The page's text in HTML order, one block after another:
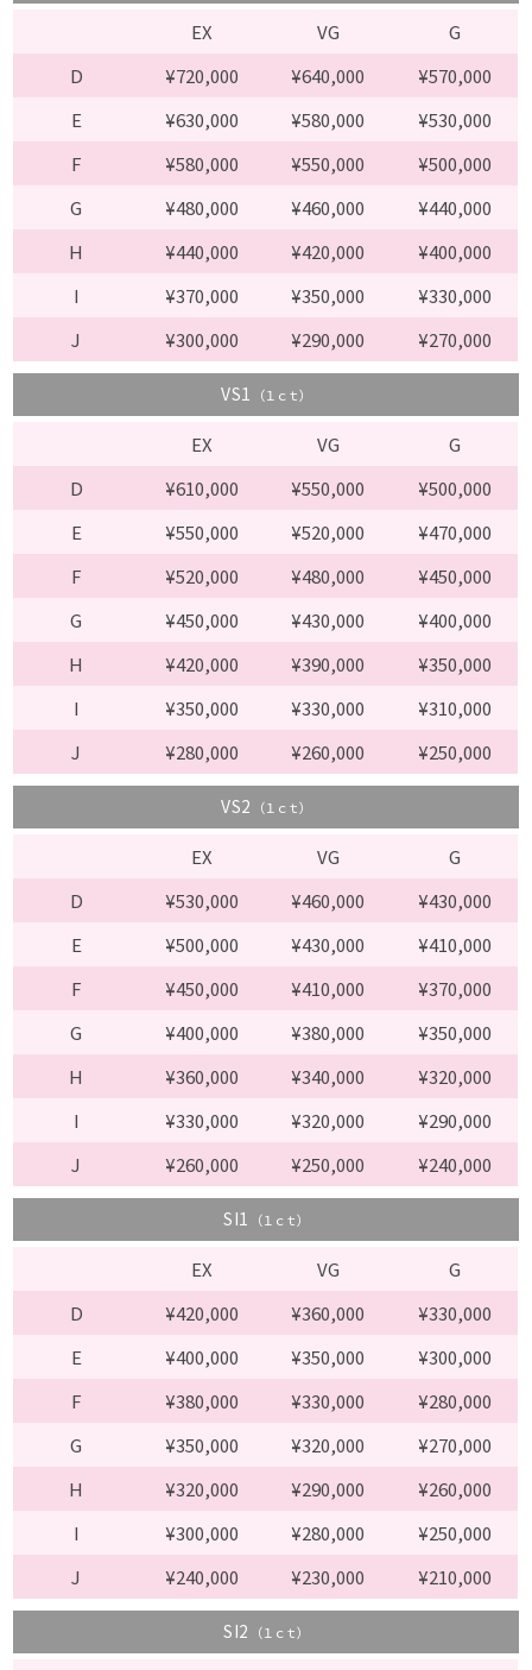
EX VG
G
D
¥720,000 ¥640,000
¥570,000
E
¥630,000 ¥580,000
¥530,000
F
¥580,000 ¥550,000
¥500,000
G
¥480,000 ¥460,000
¥440,000
H
¥440,000 ¥420,000
¥400,000
I
¥370,000 ¥350,000
¥330,000
J
¥300,000 ¥290,000 ¥270,000
VS1 （１ｃｔ）
EX VG
G
D
¥610,000 ¥550,000
¥500,000
E
¥550,000 ¥520,000
¥470,000
F
¥520,000 ¥480,000
¥450,000
G
¥450,000 ¥430,000
¥400,000
H
¥420,000 ¥390,000
¥350,000
I
¥350,000 ¥330,000
¥310,000
J
¥280,000 ¥260,000 ¥250,000
VS2 （１ｃｔ）
EX VG
G
D
¥530,000 ¥460,000
¥430,000
E
¥500,000 ¥430,000
¥410,000
F
¥450,000 ¥410,000
¥370,000
G
¥400,000 ¥380,000
¥350,000
H
¥360,000 ¥340,000
¥320,000
I
¥330,000 ¥320,000
¥290,000
J
¥260,000 ¥250,000 ¥240,000
SI1 （１ｃｔ）
EX VG
G
D
¥420,000 ¥360,000
¥330,000
E
¥400,000 ¥350,000
¥300,000
F
¥380,000 ¥330,000
¥280,000
G
¥350,000 ¥320,000
¥270,000
H
¥320,000 ¥290,000
¥260,000
I
¥300,000 ¥280,000
¥250,000
J
¥240,000 ¥230,000 ¥210,000
SI2 （１ｃｔ）